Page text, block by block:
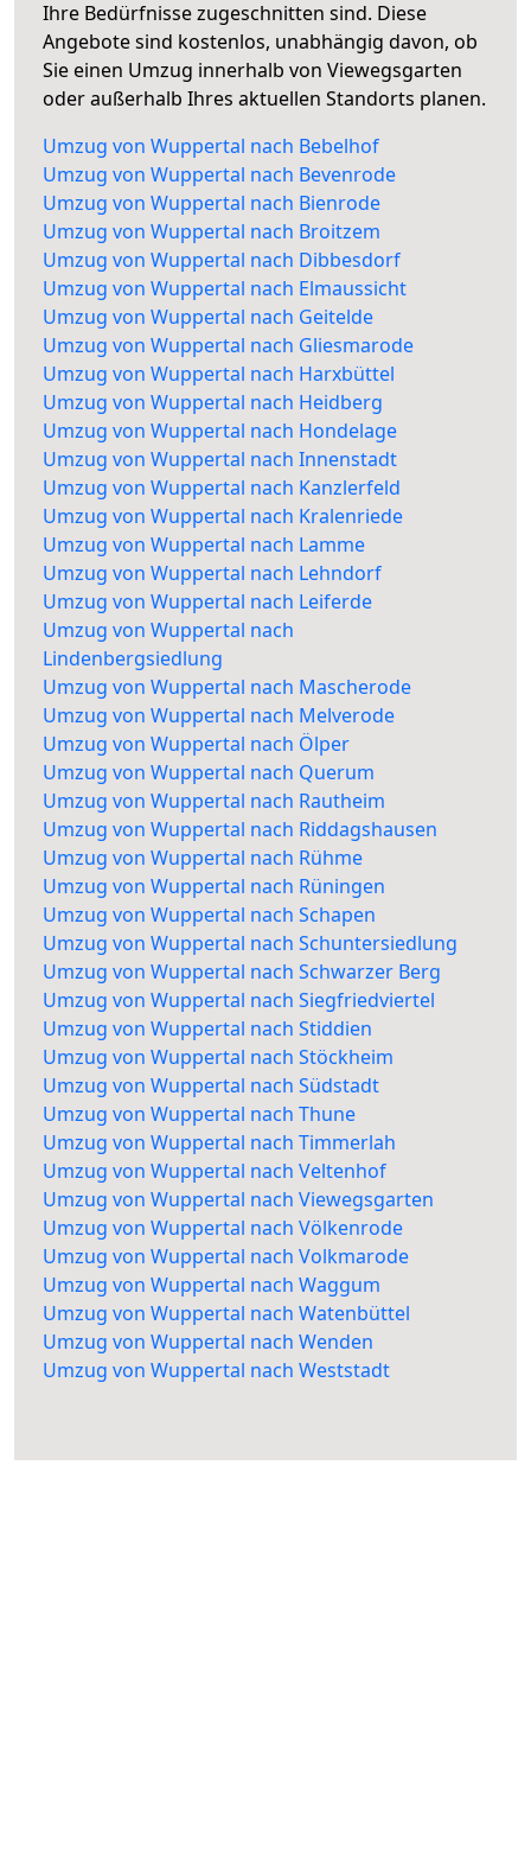
Ihre Bedürfnisse zugeschnitten sind. Diese
Angebote sind kostenlos, unabhängig davon, ob
Sie einen Umzug innerhalb von Viewegsgarten
oder außerhalb Ihres aktuellen Standorts planen.
Umzug von Wuppertal nach Bebelhof
Umzug von Wuppertal nach Bevenrode
Umzug von Wuppertal nach Bienrode
Umzug von Wuppertal nach Broitzem
Umzug von Wuppertal nach Dibbesdorf
Umzug von Wuppertal nach Elmaussicht
Umzug von Wuppertal nach Geitelde
Umzug von Wuppertal nach Gliesmarode
Umzug von Wuppertal nach Harxbüttel
Umzug von Wuppertal nach Heidberg
Umzug von Wuppertal nach Hondelage
Umzug von Wuppertal nach Innenstadt
Umzug von Wuppertal nach Kanzlerfeld
Umzug von Wuppertal nach Kralenriede
Umzug von Wuppertal nach Lamme
Umzug von Wuppertal nach Lehndorf
Umzug von Wuppertal nach Leiferde
Umzug von Wuppertal nach
Lindenbergsiedlung
Umzug von Wuppertal nach Mascherode
Umzug von Wuppertal nach Melverode
Umzug von Wuppertal nach Ölper
Umzug von Wuppertal nach Querum
Umzug von Wuppertal nach Rautheim
Umzug von Wuppertal nach Riddagshausen
Umzug von Wuppertal nach Rühme
Umzug von Wuppertal nach Rüningen
Umzug von Wuppertal nach Schapen
Umzug von Wuppertal nach Schuntersiedlung
Umzug von Wuppertal nach Schwarzer Berg
Umzug von Wuppertal nach Siegfriedviertel
Umzug von Wuppertal nach Stiddien
Umzug von Wuppertal nach Stöckheim
Umzug von Wuppertal nach Südstadt
Umzug von Wuppertal nach Thune
Umzug von Wuppertal nach Timmerlah
Umzug von Wuppertal nach Veltenhof
Umzug von Wuppertal nach Viewegsgarten
Umzug von Wuppertal nach Völkenrode
Umzug von Wuppertal nach Volkmarode
Umzug von Wuppertal nach Waggum
Umzug von Wuppertal nach Watenbüttel
Umzug von Wuppertal nach Wenden
Umzug von Wuppertal nach Weststadt